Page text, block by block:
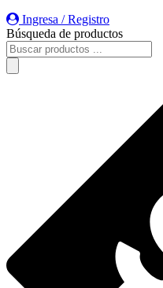
Ingresa / Registro
Búsqueda de productos